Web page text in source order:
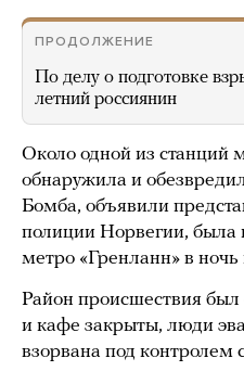
ПРОДОЛЖЕНИЕ
По делу о подготовке
летний россиянин
Около одной из станций
обнаружила и
Бомба, объявили
полиции Норвегии, была
метро «Гренланн» в ночь
Район происшествия
и кафе закрыты, люди
взорвана под контролем